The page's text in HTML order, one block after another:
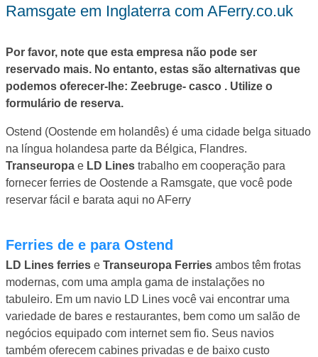
Ramsgate em Inglaterra com AFerry.co.uk
Por favor, note que esta empresa não pode ser
reservado mais. No entanto, estas são alternativas que
podemos oferecer-lhe: Zeebruge- casco . Utilize o
formulário de reserva.
Ostend (Oostende em holandês) é uma cidade belga situado
na língua holandesa parte da Bélgica, Flandres.
Transeuropa e LD Lines trabalho em cooperação para
fornecer ferries de Oostende a Ramsgate, que você pode
reservar fácil e barata aqui no AFerry
Ferries de e para Ostend
LD Lines ferries e Transeuropa Ferries ambos têm frotas
modernas, com uma ampla gama de instalações no
tabuleiro. Em um navio LD Lines você vai encontrar uma
variedade de bares e restaurantes, bem como um salão de
negócios equipado com internet sem fio. Seus navios
também oferecem cabines privadas e de baixo custo